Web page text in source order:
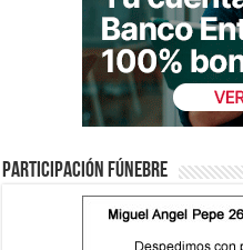
Participación fúnebre